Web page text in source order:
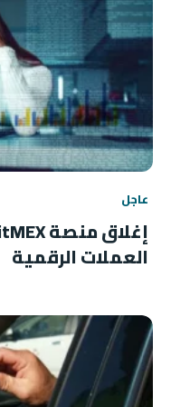
عاجل
العملات الرقمية